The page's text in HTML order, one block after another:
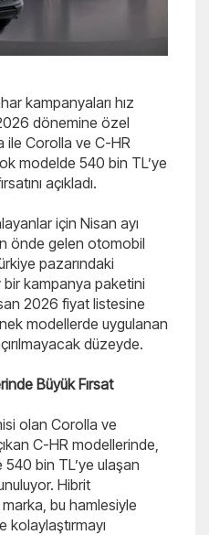
kampanyaları hız
dönemine özel
ile Corolla ve C-HR
modelde 540 bin TL’ye
açıkladı.
için Nisan ayı
önde gelen otomobil
pazarındaki
bir kampanya paketini
2026 fiyat listesine
modellerde uygulanan
düzeyde.
Büyük Fırsat
olan Corolla ve
C-HR modellerinde,
bin TL’ye ulaşan
Hibrit
bu hamlesiyle
kolaylaştırmayı